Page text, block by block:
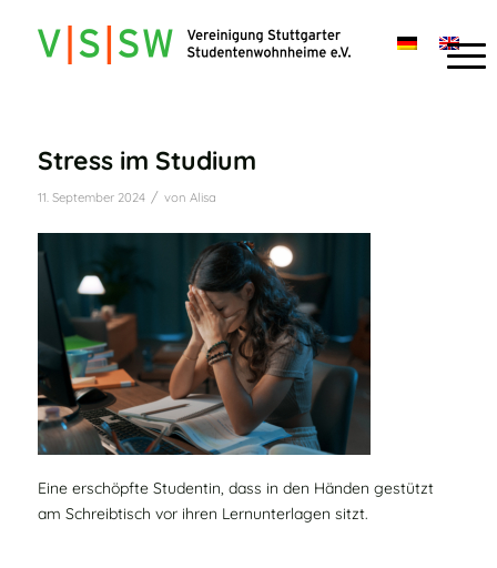
Stress im Studium
11. September 2024 / von Alisa
Eine erschöpfte Studentin, dass in den Händen gestützt
am Schreibtisch vor ihren Lernunterlagen sitzt.